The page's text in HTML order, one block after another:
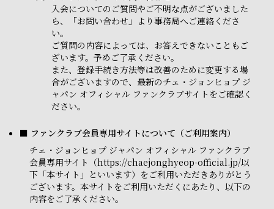
入会についてのご質問やご不明な点がございました
ら、「お問い合わせ」より事務局へご連絡くださ
い。
ご質問の内容によっては、お答えできないこともご
ざいます。予めご了承ください。
また、登録手続き方法等は改善のために変更する場
合がございますので、最新のチェ・ジョンヒョプ ジ
ャパン オフィシャル ファンクラブサイトをご確認く
ださい。
■ ファンクラブ会員専用サイトについて（ご利用案内）
チェ・ジョンヒョプ ジャパン オフィシャル ファンクラブ
会員専用サイト（https://chaejonghyeop-official.jp/以
下「本サイト」といいます）をご利用いただきありがとう
ございます。本サイトをご利用いただくにあたり、以下の
内容をご了承ください。